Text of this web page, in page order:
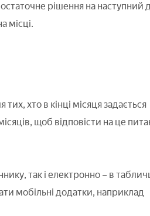
рішення на наступний
місці.
хто в кінці місяця задається
щоб відповісти на це
так і електронно – в
мобільні додатки, наприклад